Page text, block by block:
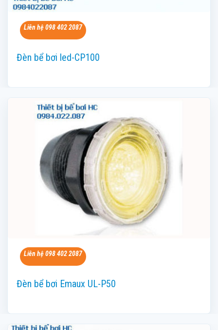
Liên hệ 098 402 2087
Đèn bể bơi led-CP100
Liên hệ 098 402 2087
Đèn bể bơi Emaux UL-P50